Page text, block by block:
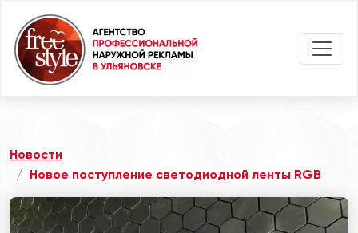
Новости
Новое поступление светодиодной ленты RGB